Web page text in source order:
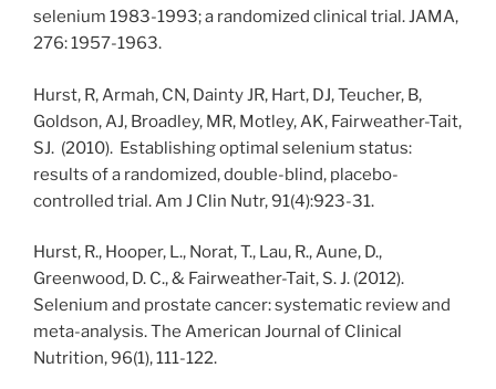
selenium 1983-1993; a randomized clinical trial. JAMA,
276: 1957-1963.
Hurst, R, Armah, CN, Dainty JR, Hart, DJ, Teucher, B,
Goldson, AJ, Broadley, MR, Motley, AK, Fairweather-Tait,
SJ. (2010). Establishing optimal selenium status:
results of a randomized, double-blind, placebo-
controlled trial. Am J Clin Nutr, 91(4):923-31.
Hurst, R., Hooper, L., Norat, T., Lau, R., Aune, D.,
Greenwood, D. C., & Fairweather-Tait, S. J. (2012).
Selenium and prostate cancer: systematic review and
meta-analysis. The American Journal of Clinical
Nutrition, 96(1), 111-122.